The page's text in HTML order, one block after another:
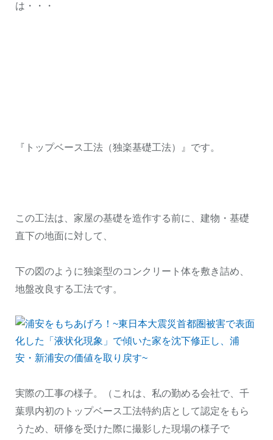
は・・・
『トップベース工法（独楽基礎工法）』です。
この工法は、家屋の基礎を造作する前に、建物・基礎
直下の地面に対して、
下の図のように独楽型のコンクリート体を敷き詰め、
地盤改良する工法です。
実際の工事の様子。（これは、私の勤める会社で、千
葉県内初のトップベース工法特約店として認定をもら
うため、研修を受けた際に撮影した現場の様子で